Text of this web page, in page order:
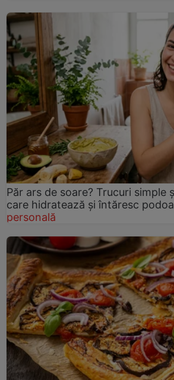
Păr ars de soare? Trucuri simple
care hidratează și întăresc
personală